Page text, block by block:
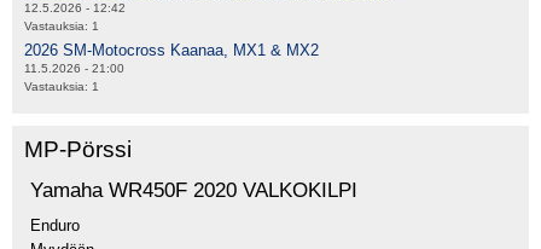
12.5.2026 - 12:42
Vastauksia: 1
2026 SM-Motocross Kaanaa, MX1 & MX2
11.5.2026 - 21:00
Vastauksia: 1
MP-Pörssi
Yamaha WR450F 2020 VALKOKILPI
Enduro